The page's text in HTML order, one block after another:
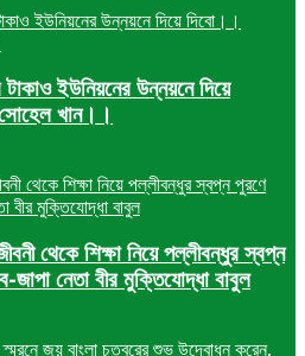
ইউনিয়নের উন্নয়নে দিয়ে
খান।।
থেকে শিক্ষা নিয়ে পল্লীবন্ধুর স্বপ্ন
নেতা বীর মুক্তিযোদ্ধা বাবুল